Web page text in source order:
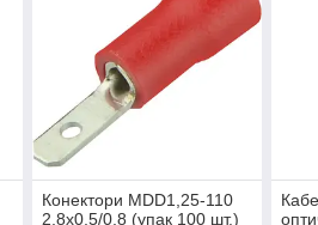
Конектори MDD1,25-110
2,8x0,5/0,8 (упак 100 шт.)